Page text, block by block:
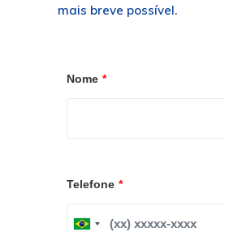
mais breve possível.
Nome *
Telefone *
B